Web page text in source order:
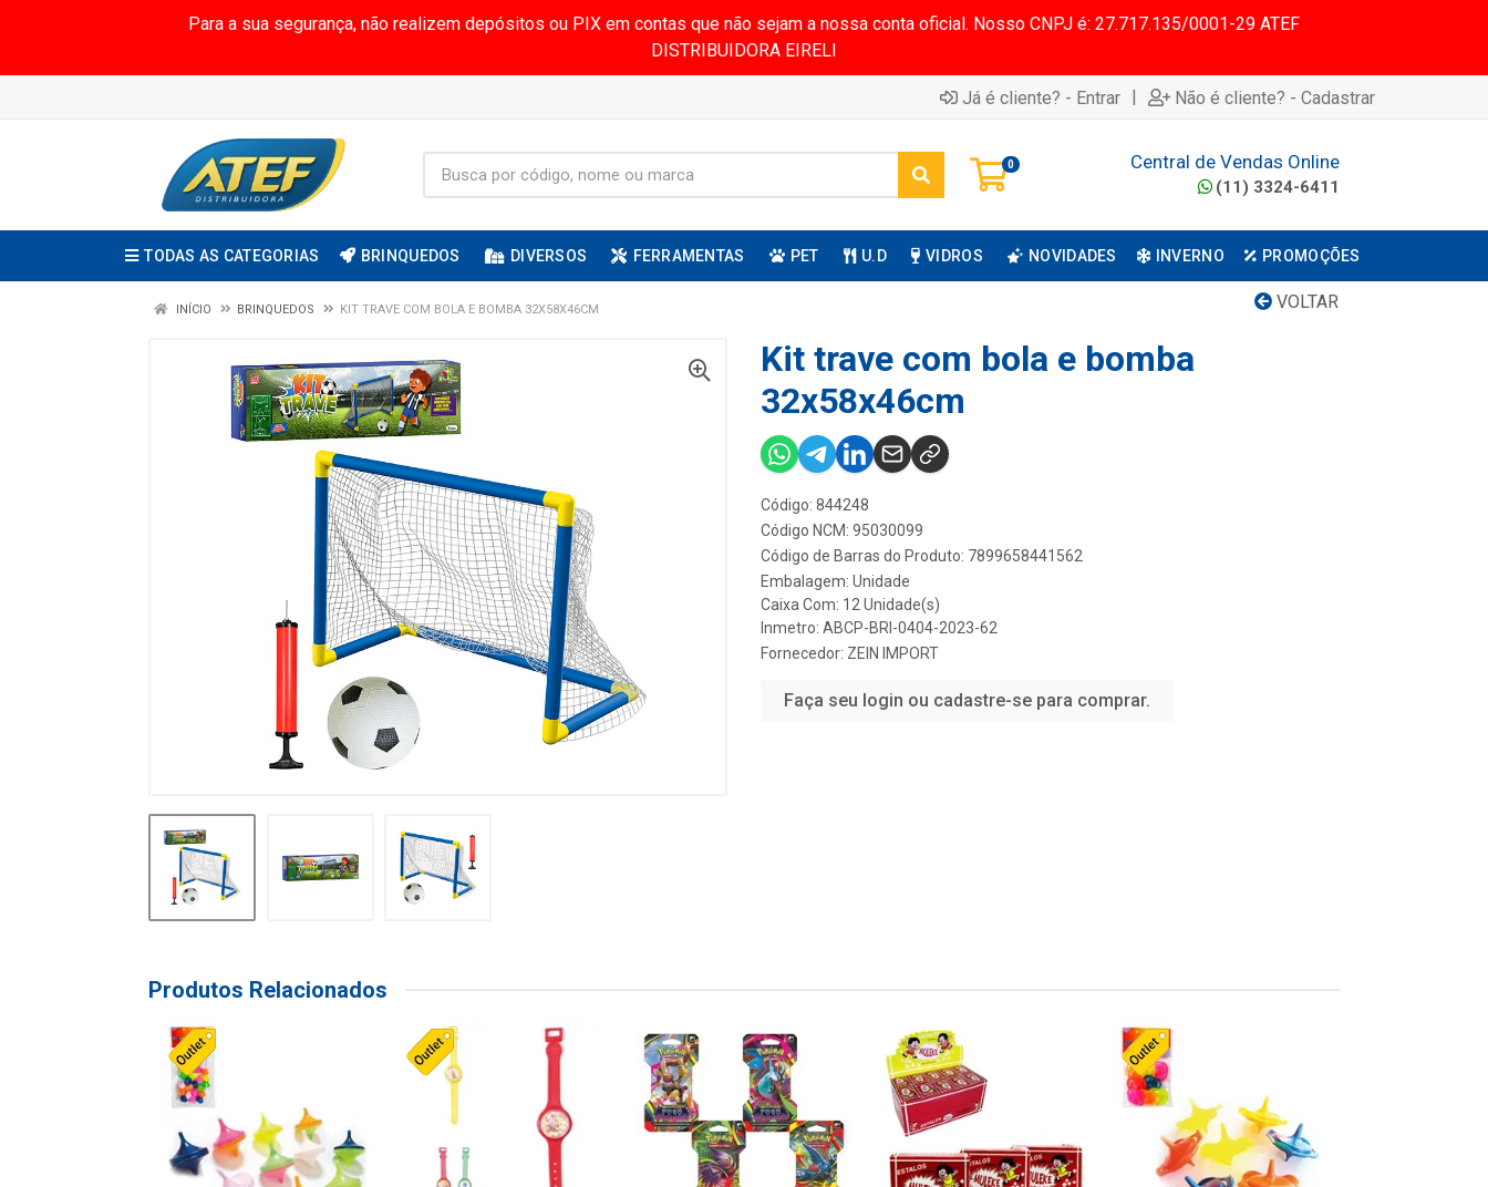
Para a sua segurança, não realizem depósitos ou PIX em contas que não sejam a nossa conta oficial. Nosso CNPJ é: 27.717.135/0001-29 ATEF
DISTRIBUIDORA EIRELI
Já é cliente? - Entrar | Não é cliente? - Cadastrar
0 Central de Vendas Online
(11) 3324-6411
TODAS AS CATEGORIAS BRINQUEDOS DIVERSOS FERRAMENTAS PET U.D VIDROS NOVIDADES INVERNO PROMOÇÕES
VOLTAR
INÍCIO BRINQUEDOS KIT TRAVE COM BOLA E BOMBA 32X58X46CM
Kit trave com bola e bomba
32x58x46cm
Código: 844248
Código NCM: 95030099
Código de Barras do Produto: 7899658441562
Embalagem: Unidade
Caixa Com: 12 Unidade(s)
Inmetro: ABCP-BRI-0404-2023-62
Fornecedor: ZEIN IMPORT
Faça seu login ou cadastre-se para comprar.
Produtos Relacionados